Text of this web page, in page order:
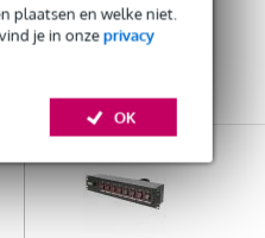
plaatsen en welke niet.
je in onzeprivacy
OK
Verstuur
Innox RP 1U 19
Bestel mee